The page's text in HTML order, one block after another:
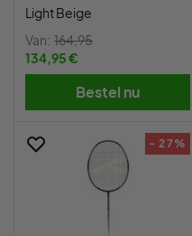
Light Beige
Van: 164,95
134,95 €
Bestel nu
- 27%